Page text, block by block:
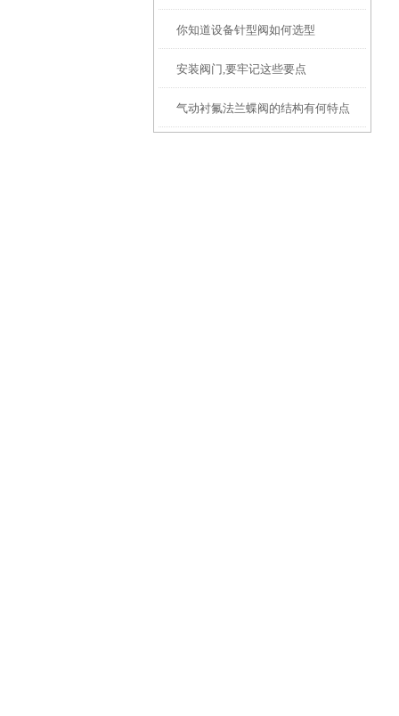
你知道设备针型阀如何选型
安装阀门,要牢记这些要点
气动衬氟法兰蝶阀的结构有何特点